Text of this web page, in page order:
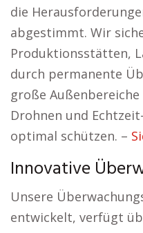
die
abgestimmt. Wir
Produktionsstätten,
durch permanente
große
Drohnen und
optimal schützen. –
Innovative
Unsere
entwickelt, verfügt